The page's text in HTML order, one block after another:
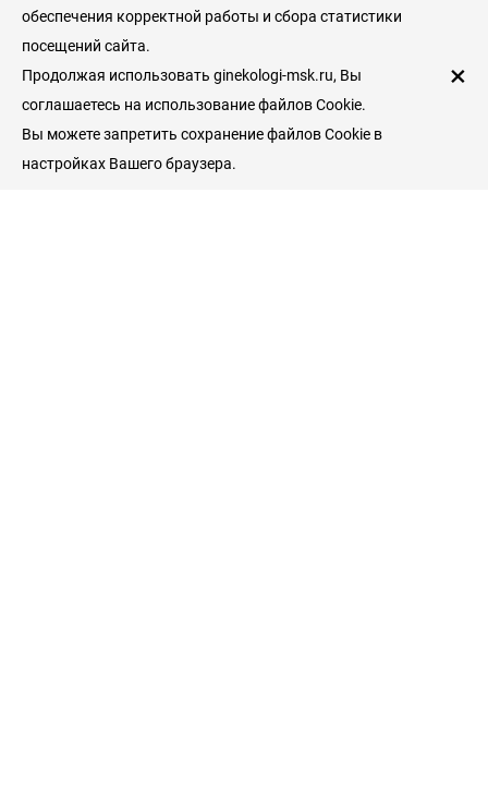
обеспечения корректной работы и сбора статистики
посещений сайта.
Продолжая использовать ginekologi-msk.ru, Вы
соглашаетесь на использование файлов Cookie.
Вы можете запретить сохранение файлов Cookie в
настройках Вашего браузера.
×